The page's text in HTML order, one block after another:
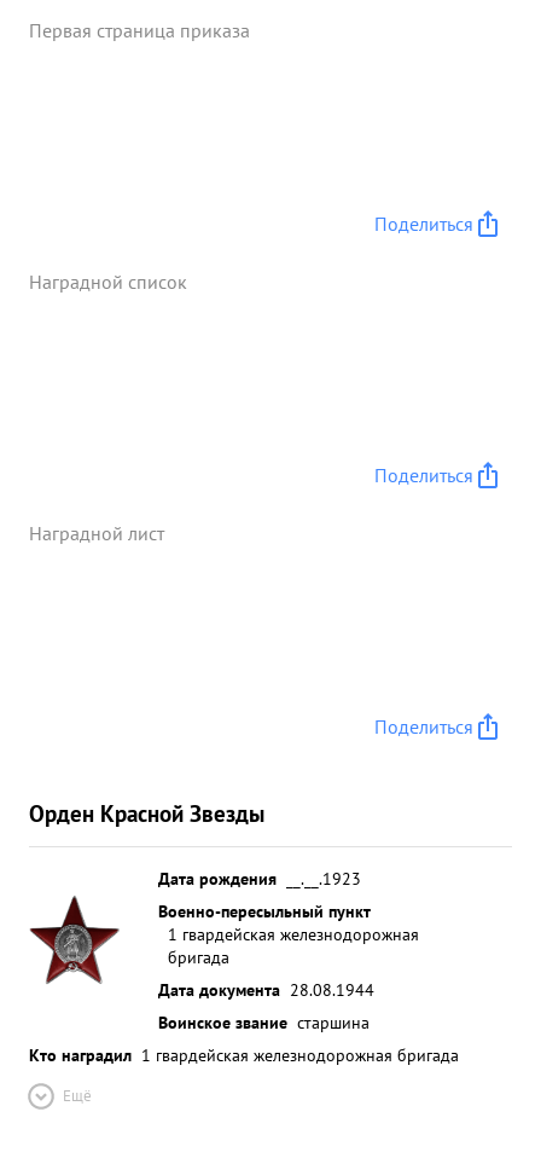
Первая страница приказа
Поделиться
Наградной список
Поделиться
Наградной лист
Поделиться
Орден Красной Звезды
Дата рождения
__.__.1923
Военно-пересыльный пункт
1 гвардейская железнодорожная
бригада
Дата документа 28.08.1944
Воинское звание старшина
Кто наградил 1 гвардейская железнодорожная бригада
Ещё